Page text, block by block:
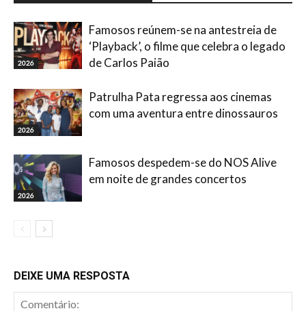
2026
Famosos reúnem-se na antestreia de
‘Playback’, o filme que celebra o legado
de Carlos Paião
2026
Patrulha Pata regressa aos cinemas
com uma aventura entre dinossauros
2026
Famosos despedem-se do NOS Alive
em noite de grandes concertos
DEIXE UMA RESPOSTA